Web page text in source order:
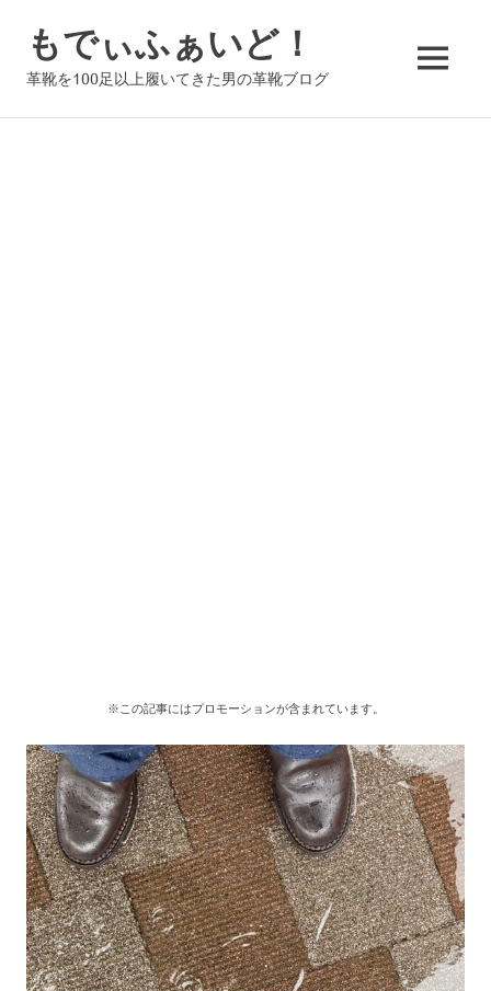
ツ
もでぃふぁいど！
革靴を100足以上履いてきた男の革靴ブログ MENU
※この記事にはプロモーションが含まれています。